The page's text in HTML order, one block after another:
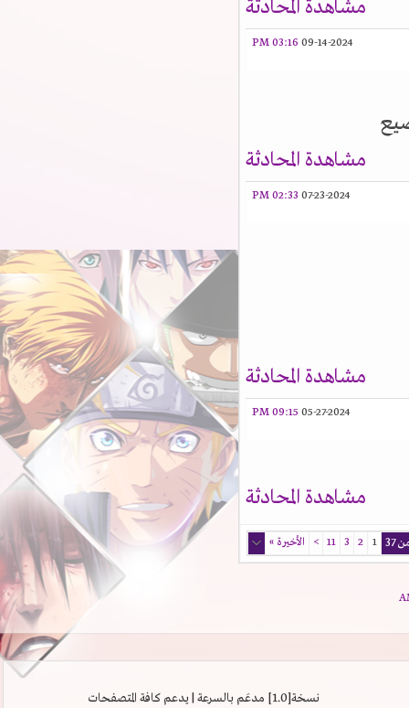
مشاهدة المحادثة
09-14-2024
03:16 PM
مشاهدة المحادثة
07-23-2024
02:33 PM
مشاهدة المحادثة
05-27-2024
09:15 PM
مشاهدة المحادثة
2
11
> الأخيرة»
نسخة[1.0] مدعَم بالسرعة | يدعم كافة المتصفحات